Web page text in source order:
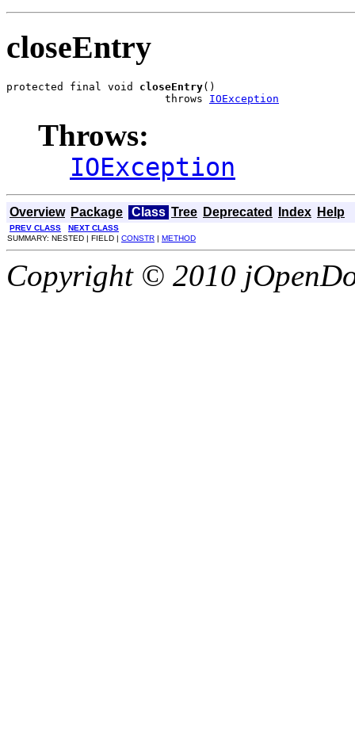
closeEntry
protected final void closeEntry()
                         throws
IOException
Throws:
IOException
Overview Package Class Tree Deprecated Index Help
PREV CLASS
NEXT CLASS
SUMMARY: NESTED | FIELD | CONSTR | METHOD
Copyright © 2010